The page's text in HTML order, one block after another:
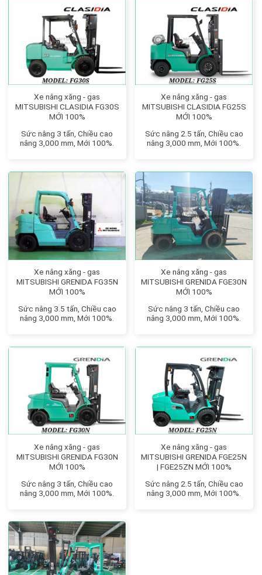
Xe nâng xăng - gas
MITSUBISHI CLASIDIA FG30S
MỚI 100%
Sức nâng 3 tấn, Chiều cao
nâng 3,000 mm, Mới 100%.
Xe nâng xăng - gas
MITSUBISHI CLASIDIA FG25S
MỚI 100%
Sức nâng 2.5 tấn, Chiều cao
nâng 3,000 mm, Mới 100%.
Xe nâng xăng - gas
MITSUBISHI GRENIDA FG35N
MỚI 100%
Sức nâng 3.5 tấn, Chiều cao
nâng 3,000 mm, Mới 100%.
Xe nâng xăng - gas
MITSUBISHI GRENIDA FGE30N
MỚI 100%
Sức nâng 3 tấn, Chiều cao
nâng 3,000 mm, Mới 100%.
Xe nâng xăng - gas
MITSUBISHI GRENIDA FG30N
MỚI 100%
Sức nâng 3 tấn, Chiều cao
nâng 3,000 mm, Mới 100%.
Xe nâng xăng - gas
MITSUBISHI GRENIDA FGE25N
| FGE25ZN MỚI 100%
Sức nâng 2.5 tấn, Chiều cao
nâng 3,000 mm, Mới 100%.